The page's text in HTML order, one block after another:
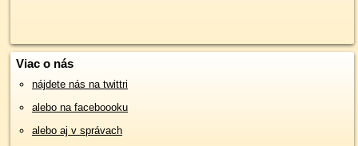
Viac o nás
nájdete nás na twittri
alebo na faceboooku
alebo aj v správach